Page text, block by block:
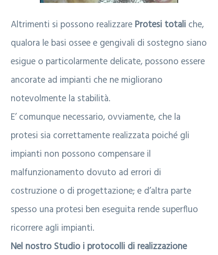
Altrimenti si possono realizzare Protesi totali che,
qualora le basi ossee e gengivali di sostegno siano
esigue o particolarmente delicate, possono essere
ancorate ad impianti che ne migliorano
notevolmente la stabilità.
E’ comunque necessario, ovviamente, che la
protesi sia correttamente realizzata poiché gli
impianti non possono compensare il
malfunzionamento dovuto ad errori di
costruzione o di progettazione; e d’altra parte
spesso una protesi ben eseguita rende superfluo
ricorrere agli impianti.
Nel nostro Studio i protocolli di realizzazione